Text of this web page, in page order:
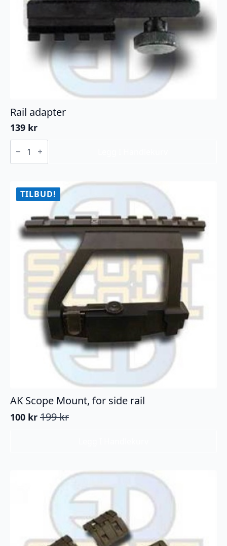
Rail adapter
139 kr
Rail
adapter
TILBUD!
AK Scope Mount, for side rail
199kr
Opprinnelig
100 kr
Nåværende